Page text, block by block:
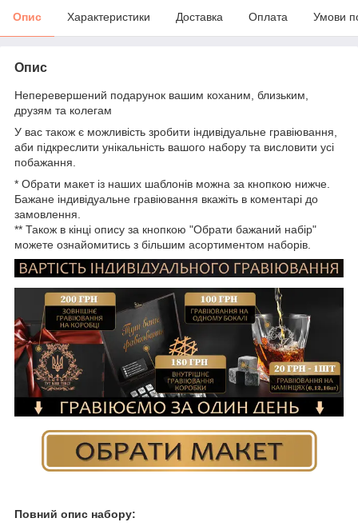
Опис Характеристики Доставка Оплата Умови
Опис
Неперевершений подарунок вашим коханим, близьким,
друзям та колегам
У вас також є можливість зробити індивідуальне гравіювання,
аби підкреслити унікальність вашого набору та висловити усі
побажання.
* Обрати макет із наших шаблонів можна за кнопкою нижче.
Бажане індивідуальне гравіювання вкажіть в коментарі до
замовлення.
** Також в кінці опису за кнопкою "Обрати бажаний набір"
можете ознайомитись з більшим асортиментом наборів.
Повний опис набору: